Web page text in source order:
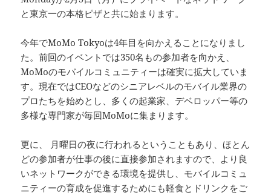
と東京一の本格ピザと共に始まります。
今年でMoMo Tokyoは4年目を向かえることになりまし
た。前回のイベントでは350名もの参加者を向かえ、
MoMoのモバイルコミュニティーは確実に拡大していま
す。現在ではCEOなどのシニアレベルのモバイル業界の
プロたちを始めとし、多くの起業家、デベロッパー等の
多様な専門家が毎回MoMoに集まります。
更に、 月曜日の夜に行われるということもあり、ほとん
どの参加者が仕事の後に直接参加されますので、より良
いネットワークができる環境を提供し、モバイルコミュ
ニティーの育成を促進するためにも軽食とドリンクをご